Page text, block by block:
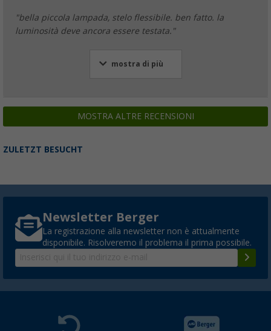
"bella piccola lampada, stelo flessibile. ben fatto. la
luminosità deve ancora essere testata."
mostra di più
MOSTRA ALTRE RECENSIONI
ZULETZT BESUCHT
Newsletter Berger
La registrazione alla newsletter non è attualmente
disponibile. Risolveremo il problema il prima possibile.